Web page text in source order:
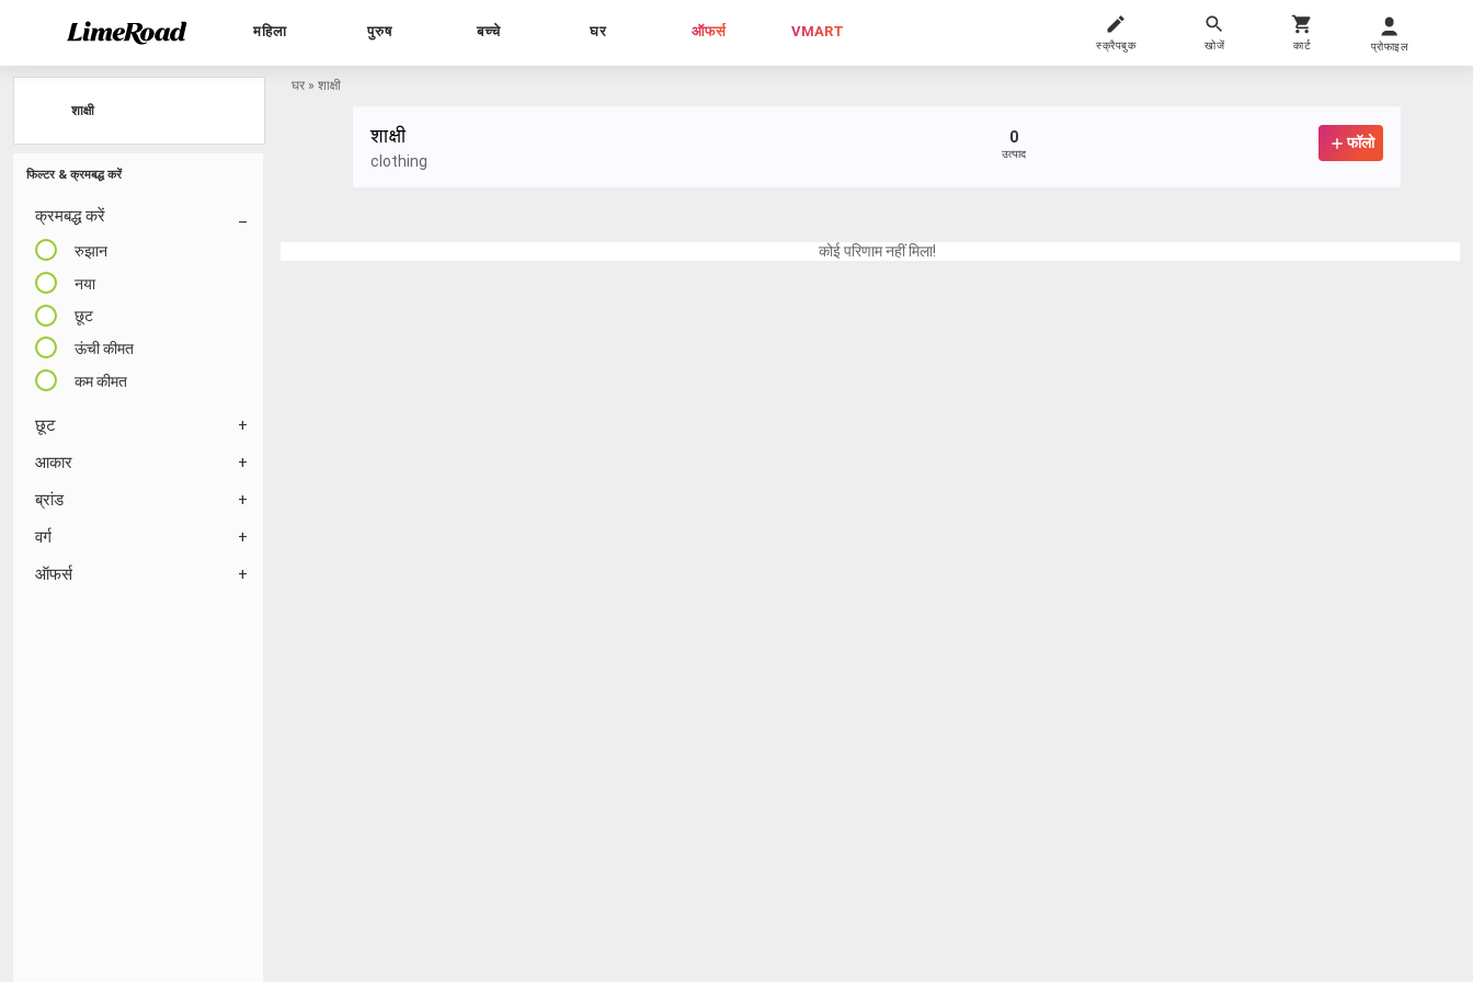
महिला पुरुष बच्चे घर ऑफर्स VMART
स्क्रैपबुक खोजें कार्ट प्रोफाइल
फिल्टर & क्रमबद्ध करें
क्रमबद्ध करें
रुझान
नया
छूट
ऊंची कीमत
कम कीमत
छूट
आकार
ब्रांड
वर्ग
ऑफर्स
घर » शाक्षी
शाक्षी
clothing
0
उत्पाद
फॉलो
शाक्षी
कोई परिणाम नहीं मिला!